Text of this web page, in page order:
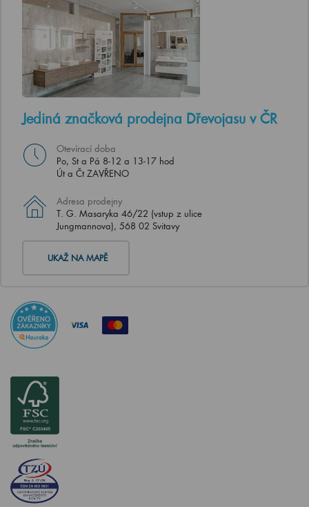
Jediná značková prodejna Dřevojasu v ČR
Otevírací doba
Po, St a Pá 8-12 a 13-17 hod
Út a Čt ZAVŘENO
Adresa prodejny
T. G. Masaryka 46/22 (vstup z ulice
Jungmannova), 568 02 Svitavy
UKAŽ NA MAPĚ